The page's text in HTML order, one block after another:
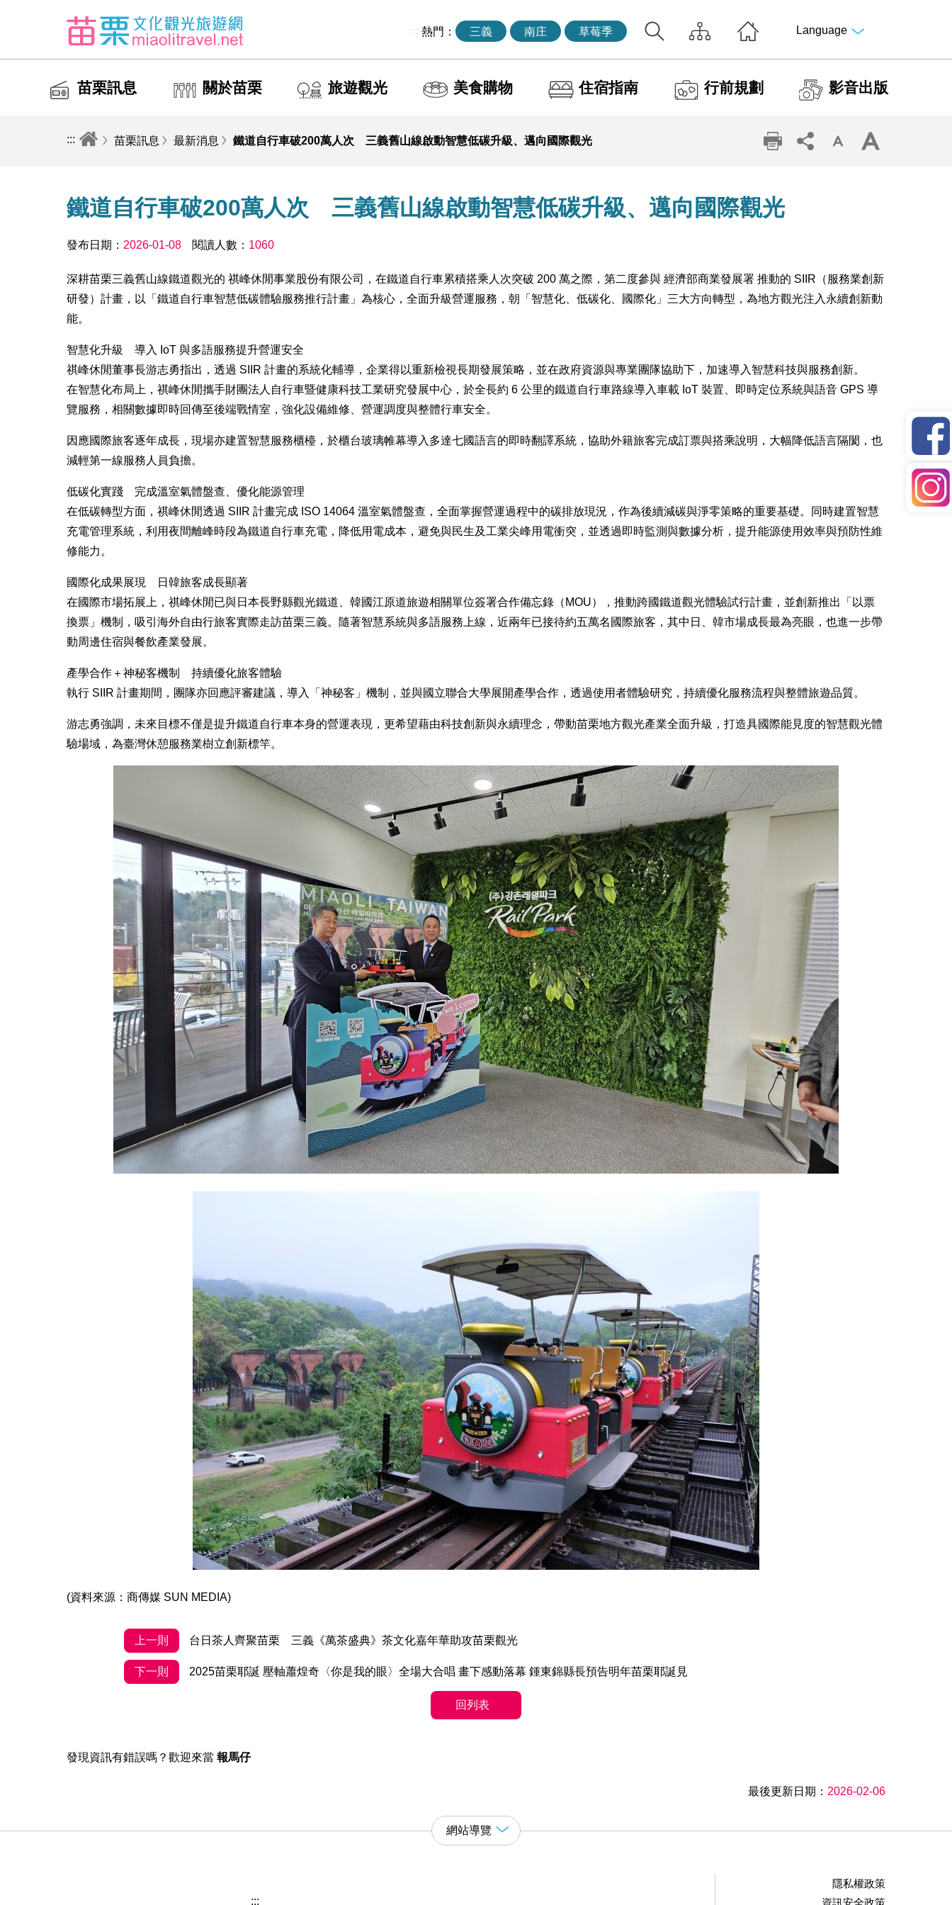
::: 熱門： 三義 南庄 草莓季 Language
苗栗訊息 關於苗栗 旅遊觀光 美食購物 住宿指南 行前規劃 影音出版
::: 苗栗訊息 最新消息 鐵道自行車破200萬人次 三義舊山線啟動智慧低碳升級、邁向國際觀光
鐵道自行車破200萬人次 三義舊山線啟動智慧低碳升級、邁向國際觀光
發布日期： 2026-01-08 閱讀人數： 1060
深耕苗栗三義舊山線鐵道觀光的 祺峰休閒事業股份有限公司，在鐵道自行車累積搭乘人次突破 200 萬之際，第二度參與 經濟部商業發展署 推動的 SIIR（服務業創新
研發）計畫，以「鐵道自行車智慧低碳體驗服務推行計畫」為核心，全面升級營運服務，朝「智慧化、低碳化、國際化」三大方向轉型，為地方觀光注入永續創新動
能。
智慧化升級 導入 IoT 與多語服務提升營運安全
祺峰休閒董事長游志勇指出，透過 SIIR 計畫的系統化輔導，企業得以重新檢視長期發展策略，並在政府資源與專業團隊協助下，加速導入智慧科技與服務創新。
在智慧化布局上，祺峰休閒攜手財團法人自行車暨健康科技工業研究發展中心，於全長約 6 公里的鐵道自行車路線導入車載 IoT 裝置、即時定位系統與語音 GPS 導
覽服務，相關數據即時回傳至後端戰情室，強化設備維修、營運調度與整體行車安全。
因應國際旅客逐年成長，現場亦建置智慧服務櫃檯，於櫃台玻璃帷幕導入多達七國語言的即時翻譯系統，協助外籍旅客完成訂票與搭乘說明，大幅降低語言隔閡，也
減輕第一線服務人員負擔。
低碳化實踐 完成溫室氣體盤查、優化能源管理
在低碳轉型方面，祺峰休閒透過 SIIR 計畫完成 ISO 14064 溫室氣體盤查，全面掌握營運過程中的碳排放現況，作為後續減碳與淨零策略的重要基礎。同時建置智慧
充電管理系統，利用夜間離峰時段為鐵道自行車充電，降低用電成本，避免與民生及工業尖峰用電衝突，並透過即時監測與數據分析，提升能源使用效率與預防性維
修能力。
國際化成果展現 日韓旅客成長顯著
在國際市場拓展上，祺峰休閒已與日本長野縣觀光鐵道、韓國江原道旅遊相關單位簽署合作備忘錄（MOU），推動跨國鐵道觀光體驗試行計畫，並創新推出「以票
換票」機制，吸引海外自由行旅客實際走訪苗栗三義。隨著智慧系統與多語服務上線，近兩年已接待約五萬名國際旅客，其中日、韓市場成長最為亮眼，也進一步帶
動周邊住宿與餐飲產業發展。
產學合作＋神秘客機制 持續優化旅客體驗
執行 SIIR 計畫期間，團隊亦回應評審建議，導入「神秘客」機制，並與國立聯合大學展開產學合作，透過使用者體驗研究，持續優化服務流程與整體旅遊品質。
游志勇強調，未來目標不僅是提升鐵道自行車本身的營運表現，更希望藉由科技創新與永續理念，帶動苗栗地方觀光產業全面升級，打造具國際能見度的智慧觀光體
驗場域，為臺灣休憩服務業樹立創新標竿。
(資料來源：商傳媒 SUN MEDIA)
上一則 台日茶人齊聚苗栗 三義《萬茶盛典》茶文化嘉年華助攻苗栗觀光
下一則 2025苗栗耶誕 壓軸蕭煌奇〈你是我的眼〉全場大合唱 畫下感動落幕 鍾東錦縣長預告明年苗栗耶誕見
回列表
發現資訊有錯誤嗎？歡迎來當報馬仔
最後更新日期： 2026-02-06
網站導覽
:::
隱私權政策
資訊安全政策